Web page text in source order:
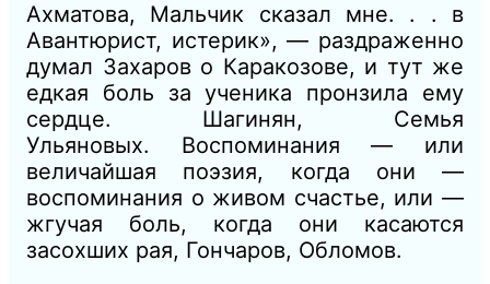
Ахматова, Мальчик сказал мне. . . в
Авантюрист, истерик», — раздраженно
думал Захаров о Каракозове, и тут же
едкая боль за ученика пронзила ему
сердце. Шагинян, Семья
Ульяновых. Воспоминания — или
величайшая поэзия, когда они —
воспоминания о живом счастье, или —
жгучая боль, когда они касаются
засохших рая, Гончаров, Обломов.